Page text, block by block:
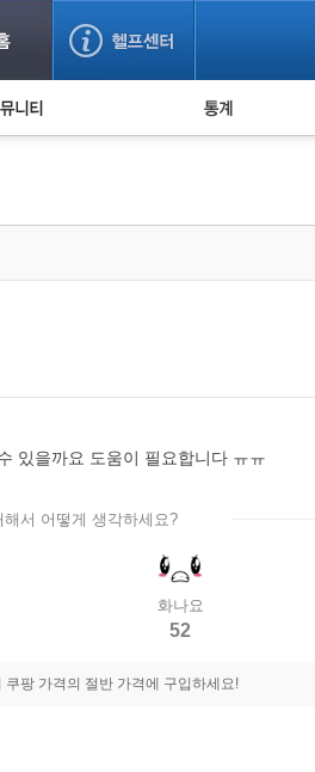
예방했어요! 누적 피해사례 통계
있을까요 도움이 필요합니다 ㅠㅠ
해서 어떻게 생각하세요?
화나요
52
쿠팡 가격의 절반 가격에 구입하세요!